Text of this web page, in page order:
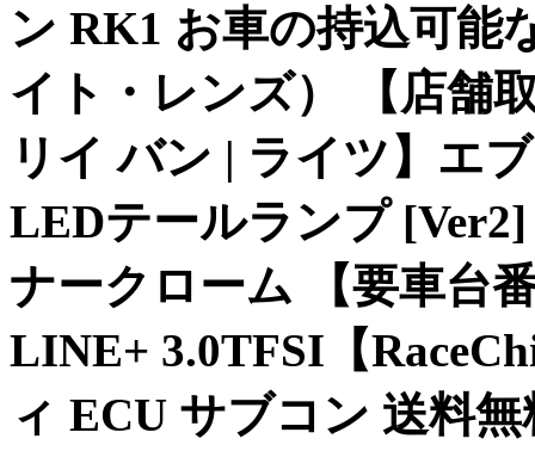
ン RK1 お車の持込可能
イト・レンズ） 【店舗
リイ バン | ライツ】エ
LEDテールランプ
ナークローム 【要車台
LINE+ 3.0TFSI【
ィ ECU サブコン 送料